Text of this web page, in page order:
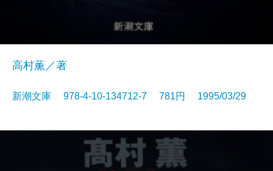
高村薫／著
新潮文庫 978-4-10-134712-7 781円 1995/03/29